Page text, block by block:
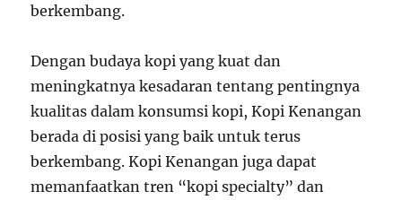
berkembang.
Dengan budaya kopi yang kuat dan
meningkatnya kesadaran tentang pentingnya
kualitas dalam konsumsi kopi, Kopi Kenangan
berada di posisi yang baik untuk terus
berkembang. Kopi Kenangan juga dapat
memanfaatkan tren “kopi specialty” dan